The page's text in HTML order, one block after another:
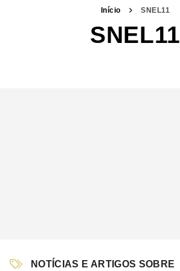
Início SNEL11
SNEL11
NOTÍCIAS E ARTIGOS SOBRE